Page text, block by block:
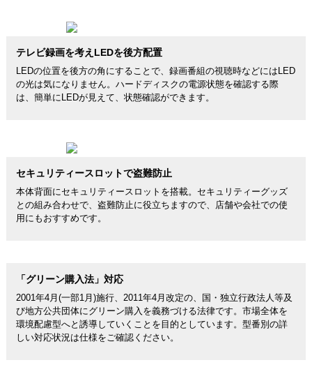
テレビ録画を考えLEDを後方配置
LEDの位置を後方の角にすることで、録画番組の視聴時などにはLED
の光は気になりません。ハードディスクの電源状態を確認する際
は、簡単にLEDが見えて、状態確認ができます。
セキュリティースロットで盗難防止
本体背面にセキュリティースロットを搭載。セキュリティーグッズ
との組み合わせで、盗難防止に役立ちますので、店舗や会社での使
用にもおすすめです。
「グリーン購入法」対応
2001年4月(一部1月)施行、2011年4月改定の、国・独立行政法人等及
び地方公共団体にグリーン購入を義務づける法律です。市場全体を
環境配慮型へと誘導していくことを目的としています。型番別の詳
しい対応状況は仕様をご確認ください。